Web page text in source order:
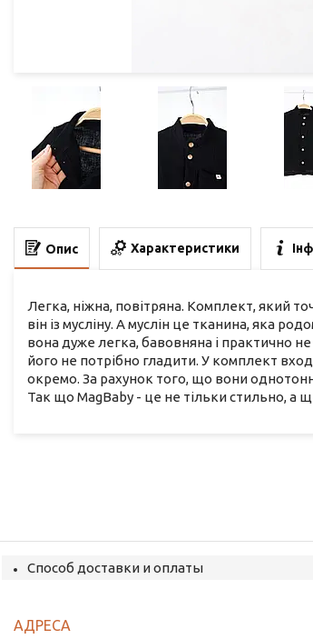
Опис Характеристики
Легка, ніжна, повітряна. Комплект, який
він із мусліну. А муслін це тканина, яка
вона дуже легка, бавовняна і практично
його не потрібно гладити. У комплект
окремо. За рахунок того, що вони
Так що MagBaby - це не тільки стильно, а
Способ доставки и оплаты